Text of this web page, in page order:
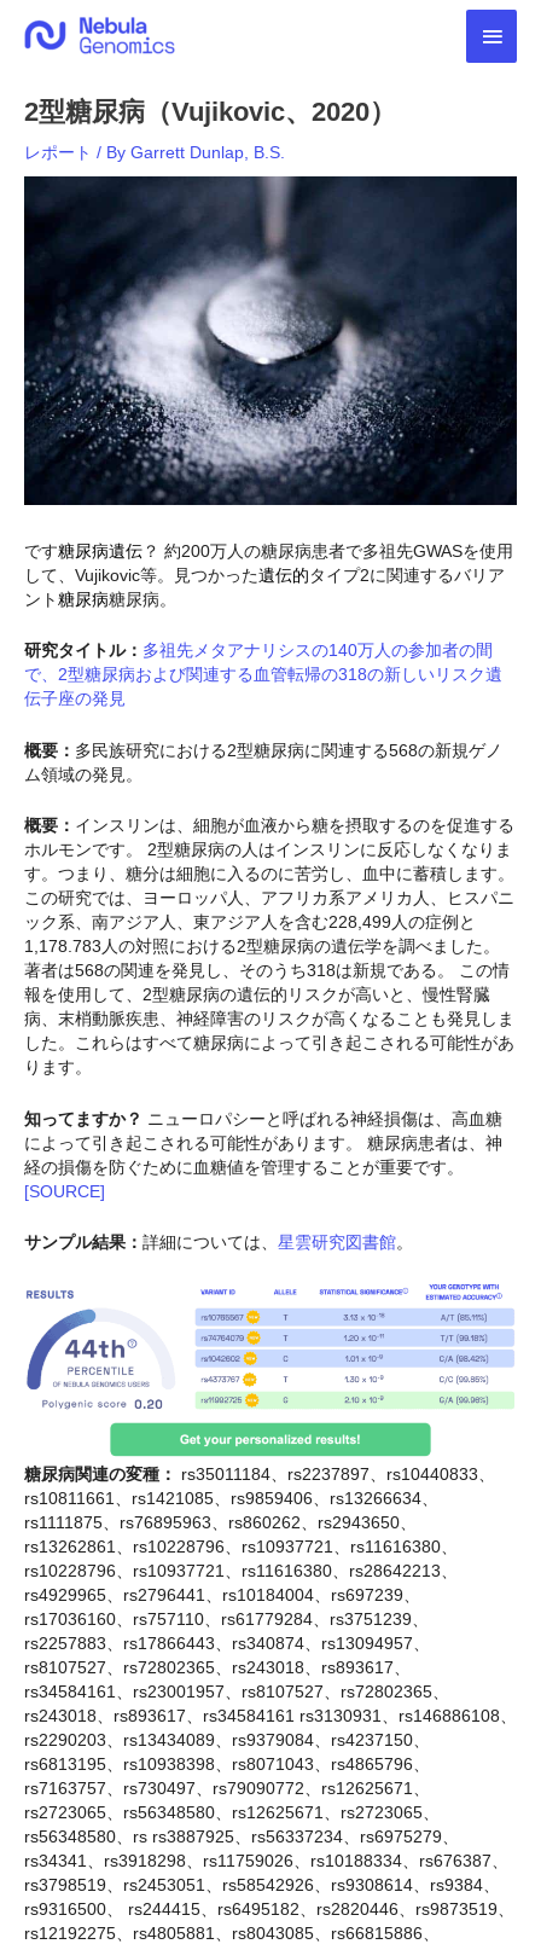
メ
ニ
2型糖尿病（Vujikovic、2020）
レポート / By Garrett Dunlap, B.S.
です糖尿病遺伝 ？ 約200万人の糖尿病患者で多祖先GWASを使用
して、Vujikovic等。見つかった遺伝的タイプ2に関連するバリア
ント糖尿病糖尿病。
研究タイトル： 多祖先メタアナリシスの140万人の参加者の間
で、2型糖尿病および関連する血管転帰の318の新しいリスク遺
伝子座の発見
概要： 多民族研究における2型糖尿病に関連する568の新規ゲノ
ム領域の発見。
概要： インスリンは、細胞が血液から糖を摂取するのを促進する
ホルモンです。 2型糖尿病の人はインスリンに反応しなくなりま
す。つまり、糖分は細胞に入るのに苦労し、血中に蓄積します。
この研究では、ヨーロッパ人、アフリカ系アメリカ人、ヒスパニ
ック系、南アジア人、東アジア人を含む228,499人の症例と
1,178.783人の対照における2型糖尿病の遺伝学を調べました。
著者は568の関連を発見し、そのうち318は新規である。 この情
報を使用して、2型糖尿病の遺伝的リスクが高いと、慢性腎臓
病、末梢動脈疾患、神経障害のリスクが高くなることも発見しま
した。これらはすべて糖尿病によって引き起こされる可能性があ
ります。
知ってますか？ ニューロパシーと呼ばれる神経損傷は、高血糖
によって引き起こされる可能性があります。 糖尿病患者は、神
経の損傷を防ぐために血糖値を管理することが重要です。
[SOURCE]
サンプル結果： 詳細については、 星雲研究図書館。
糖尿病関連の変種：
rs35011184、rs2237897、rs10440833、
rs10811661、rs1421085、rs9859406、rs13266634、
rs1111875、rs76895963、rs860262、rs2943650、
rs13262861、rs10228796、rs10937721、rs11616380、
rs10228796、rs10937721、rs11616380、rs28642213、
rs4929965、rs2796441、rs10184004、rs697239、
rs17036160、rs757110、rs61779284、rs3751239、
rs2257883、rs17866443、rs340874、rs13094957、
rs8107527、rs72802365、rs243018、rs893617、
rs34584161、rs23001957、rs8107527、rs72802365、
rs243018、rs893617、rs34584161 rs3130931、rs146886108、
rs2290203、rs13434089、rs9379084、rs4237150、
rs6813195、rs10938398、rs8071043、rs4865796、
rs7163757、rs730497、rs79090772、rs12625671、
rs2723065、rs56348580、rs12625671、rs2723065、
rs56348580、rs rs3887925、rs56337234、rs6975279、
rs34341、rs3918298、rs11759026、rs10188334、rs676387、
rs3798519、rs2453051、rs58542926、rs9308614、rs9384、
rs9316500、 rs244415、rs6495182、rs2820446、rs9873519、
rs12192275、rs4805881、rs8043085、rs66815886、